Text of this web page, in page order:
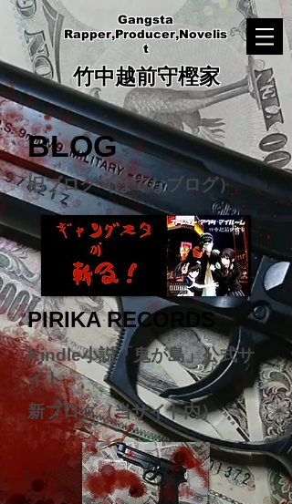
Gangsta
Rapper,Producer,Novelis
t
竹中越前守樫家
BLOG
旧ブログ（はてなブログ）
PIRIKA RECORDS
Kindle小説「鬼が島」公式サ
イト
新ブログ（当サイト内）